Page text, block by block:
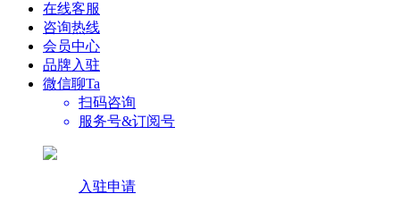
在线客服
咨询热线
会员中心
品牌入驻
微信聊Ta
扫码咨询
服务号&订阅号
入驻申请